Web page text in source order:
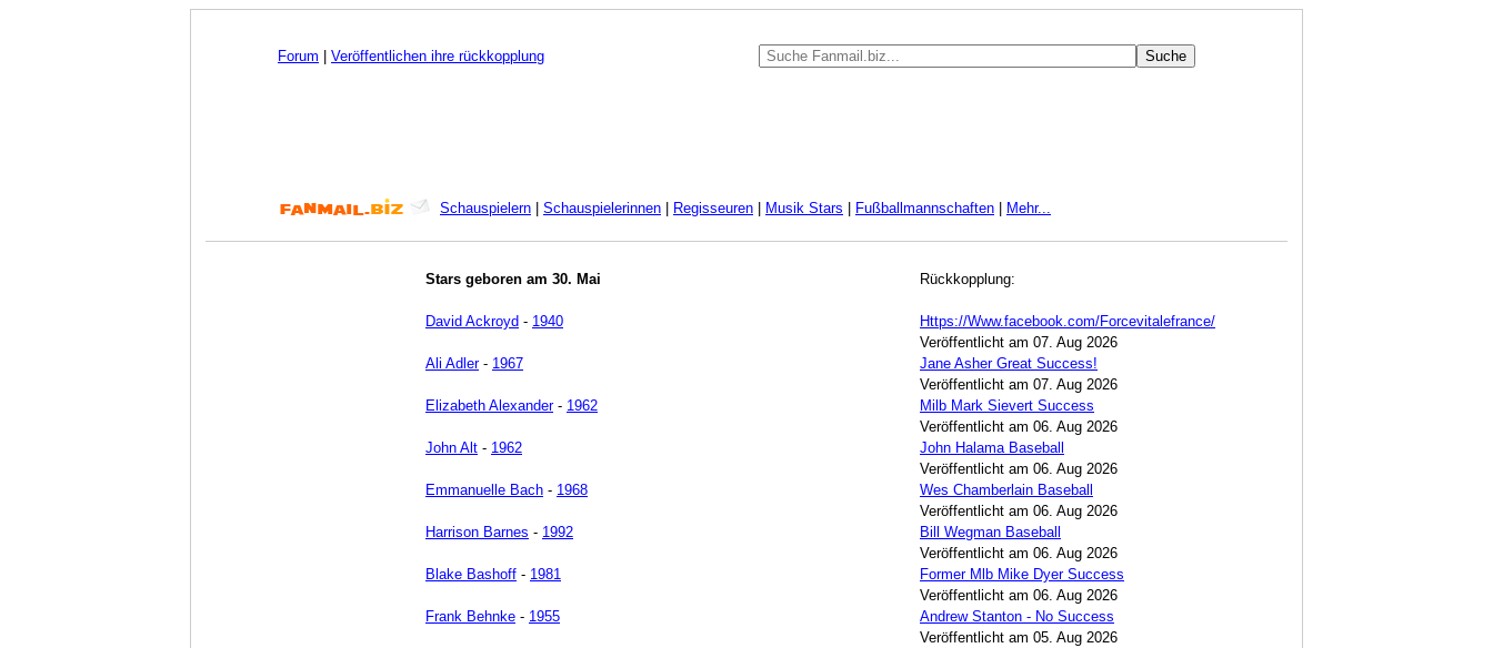
Forum Veröffentlichen ihre rückkopplung
Schauspielern Schauspielerinnen Regisseuren Musik Stars Fußballmannschaften Mehr...
Stars geboren am 30. Mai
David Ackroyd - 1940
Ali Adler- 1967
Elizabeth Alexander- 1962
John Alt - 1962
Emmanuelle Bach - 1968
Harrison Barnes - 1992
Blake Bashoff - 1981
Frank Behnke - 1955
Rückkopplung:
Https://Www.facebook.com/Forcevitalefrance/
Veröffentlicht am 07. Aug 2026
Jane Asher Great Success!
Veröffentlicht am 07. Aug 2026
Milb Mark Sievert Success
Veröffentlicht am 06. Aug 2026
John Halama Baseball
Veröffentlicht am 06. Aug 2026
Wes Chamberlain Baseball
Veröffentlicht am 06. Aug 2026
Bill Wegman Baseball
Veröffentlicht am 06. Aug 2026
Former Mlb Mike Dyer Success
Veröffentlicht am 06. Aug 2026
Andrew Stanton - No Success
Veröffentlicht am 05. Aug 2026